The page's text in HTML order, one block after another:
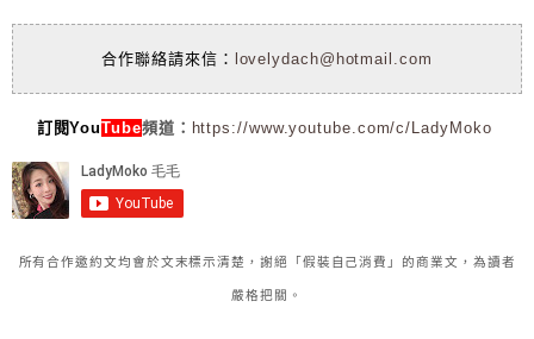
合作聯絡請來信： lovelydach@hotmail.com
訂閱YouTube頻道： https://www.youtube.com/c/LadyMoko
所有合作邀約文均會於文末標示清楚，謝絕「假裝自己消費」的商業文，為讀者
嚴格把關。